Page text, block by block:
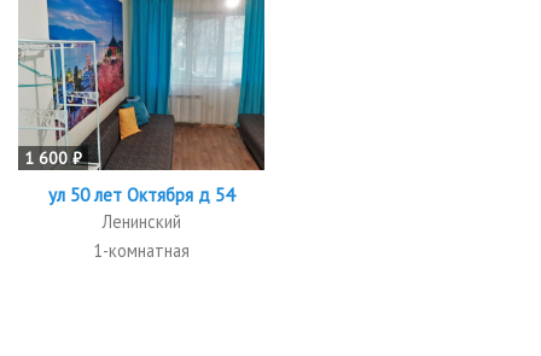
1 600 ₽
ул 50 лет Октября д 54
Ленинский
1-комнатная